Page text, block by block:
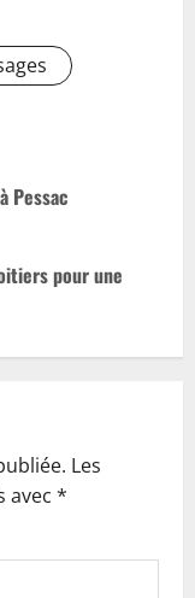
Pessac
pour une
Les
avec *